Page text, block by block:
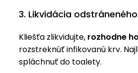
3. Likvidácia
Kliešťa zlikvidujte, rozhodne
rozstreknúť infikovanú krv.
spláchnuť do toalety.